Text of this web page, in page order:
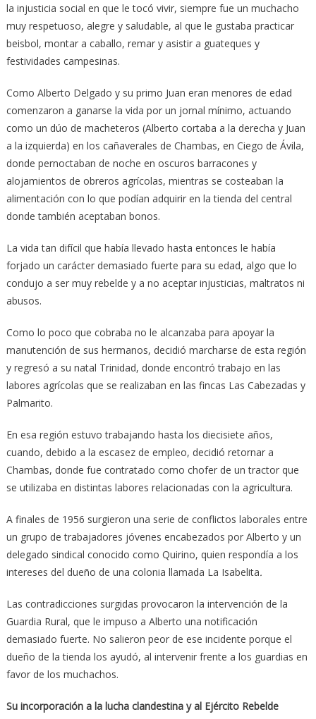
la injusticia social en que le tocó vivir, siempre fue un muchacho
muy respetuoso, alegre y saludable, al que le gustaba practicar
beisbol, montar a caballo, remar y asistir a guateques y
festividades campesinas.
Como Alberto Delgado y su primo Juan eran menores de edad
comenzaron a ganarse la vida por un jornal mínimo, actuando
como un dúo de macheteros (Alberto cortaba a la derecha y Juan
a la izquierda) en los cañaverales de Chambas, en Ciego de Ávila,
donde pernoctaban de noche en oscuros barracones y
alojamientos de obreros agrícolas, mientras se costeaban la
alimentación con lo que podían adquirir en la tienda del central
donde también aceptaban bonos.
La vida tan difícil que había llevado hasta entonces le había
forjado un carácter demasiado fuerte para su edad, algo que lo
condujo a ser muy rebelde y a no aceptar injusticias, maltratos ni
abusos.
Como lo poco que cobraba no le alcanzaba para apoyar la
manutención de sus hermanos, decidió marcharse de esta región
y regresó a su natal Trinidad, donde encontró trabajo en las
labores agrícolas que se realizaban en las fincas Las Cabezadas y
Palmarito.
En esa región estuvo trabajando hasta los diecisiete años,
cuando, debido a la escasez de empleo, decidió retornar a
Chambas, donde fue contratado como chofer de un tractor que
se utilizaba en distintas labores relacionadas con la agricultura.
A finales de 1956 surgieron una serie de conflictos laborales entre
un grupo de trabajadores jóvenes encabezados por Alberto y un
delegado sindical conocido como Quirino, quien respondía a los
intereses del dueño de una colonia llamada La Isabelita.
Las contradicciones surgidas provocaron la intervención de la
Guardia Rural, que le impuso a Alberto una notificación
demasiado fuerte. No salieron peor de ese incidente porque el
dueño de la tienda los ayudó, al intervenir frente a los guardias en
favor de los muchachos.
Su incorporación a la lucha clandestina y al Ejército Rebelde